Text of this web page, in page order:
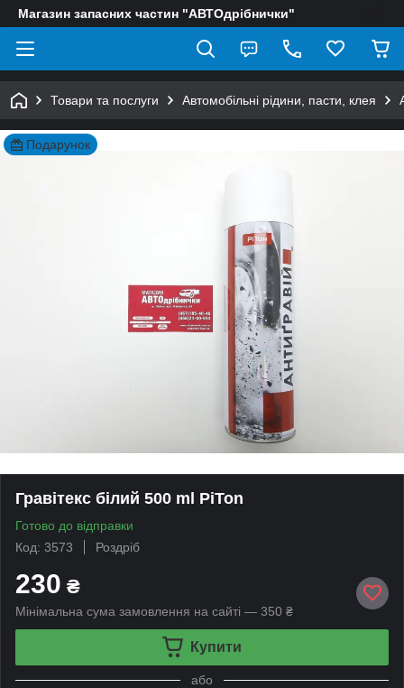
Магазин запасних частин "АВТОдрібнички"
Товари та послуги Автомобільні рідини, пасти, клея
Подарунок
Гравітекс білий 500 ml PiTon
Готово до відправки
Код: 3573
Роздріб
230 ₴
Мінімальна сума замовлення на сайті — 350 ₴
Купити
або